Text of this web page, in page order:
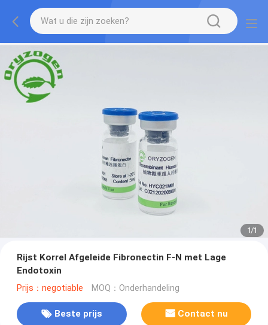
1/1
Rijst Korrel Afgeleide Fibronectin F-N met Lage
Endotoxin
Prijs：negotiable MOQ：Onderhandeling
Beste prijs Contact nu